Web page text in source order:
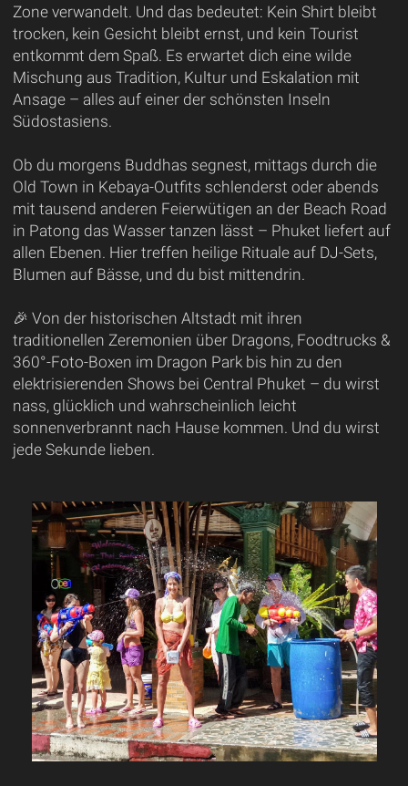
Zone verwandelt. Und das bedeutet: Kein Shirt bleibt
trocken, kein Gesicht bleibt ernst, und kein Tourist
entkommt dem Spaß. Es erwartet dich eine wilde
Mischung aus Tradition, Kultur und Eskalation mit
Ansage – alles auf einer der schönsten Inseln
Südostasiens.
Ob du morgens Buddhas segnest, mittags durch die
Old Town in Kebaya-Outfits schlenderst oder abends
mit tausend anderen Feierwütigen an der Beach Road
in Patong das Wasser tanzen lässt – Phuket liefert auf
allen Ebenen. Hier treffen heilige Rituale auf DJ-Sets,
Blumen auf Bässe, und du bist mittendrin.
🎉 Von der historischen Altstadt mit ihren
traditionellen Zeremonien über Dragons, Foodtrucks &
360°-Foto-Boxen im Dragon Park bis hin zu den
elektrisierenden Shows bei Central Phuket – du wirst
nass, glücklich und wahrscheinlich leicht
sonnenverbrannt nach Hause kommen. Und du wirst
jede Sekunde lieben.